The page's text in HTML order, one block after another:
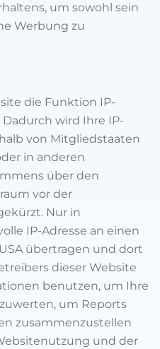
um sowohl sein
Werbung zu
die Funktion IP-
wird Ihre IP-
von Mitgliedstaaten
in anderen
über den
vor der
Nur in
IP-Adresse an einen
übertragen und dort
dieser Website
benutzen, um Ihre
um Reports
zusammenzustellen
und der